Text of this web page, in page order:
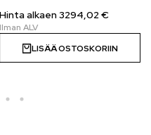
Hinta alkaen3294,02€
LISÄÄ OSTOSKORIIN